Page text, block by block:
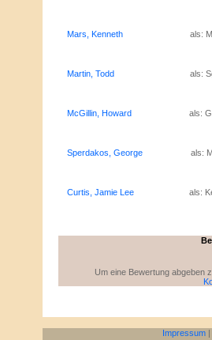
Mars, Kenneth als:
Martin, Todd als:
McGillin, Howard als:
Sperdakos, George als:
Curtis, Jamie Lee als:
Um eine Bewertung abgeben
Impressum |